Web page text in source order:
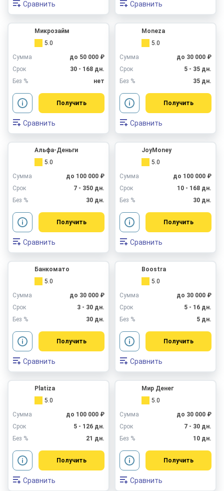
Сравнить Сравнить
Микрозайм
5.0
Сумма
до 50 000 ₽
Срок
30 - 168 дн.
Без %
нет
Получить
Сравнить
Moneza
5.0
Сумма
до 30 000 ₽
Срок
5 - 35 дн.
Без %
35 дн.
Получить
Сравнить
Альфа-Деньги
5.0
Сумма
до 100 000 ₽
Срок
7 - 350 дн.
Без %
30 дн.
Получить
Сравнить
JoyMoney
5.0
Сумма
до 100 000 ₽
Срок
10 - 168 дн.
Без %
30 дн.
Получить
Сравнить
Банкомато
5.0
Сумма
до 30 000 ₽
Срок
3 - 30 дн.
Без %
30 дн.
Получить
Сравнить
Boostra
5.0
Сумма
до 30 000 ₽
Срок
5 - 16 дн.
Без %
5 дн.
Получить
Сравнить
Platiza
5.0
Сумма
до 100 000 ₽
Срок
5 - 126 дн.
Без %
21 дн.
Получить
Сравнить
Мир Денег
5.0
Сумма
до 30 000 ₽
Срок
7 - 30 дн.
Без %
10 дн.
Получить
Сравнить